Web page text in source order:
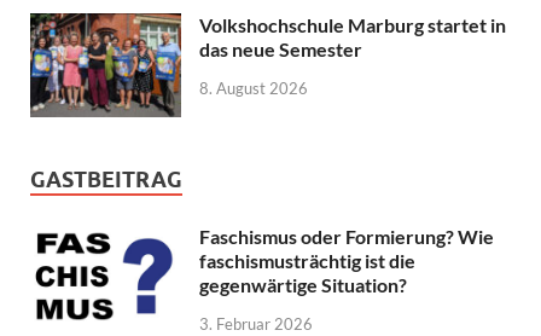
Volkshochschule Marburg startet in
das neue Semester
8. August 2026
GASTBEITRAG
Faschismus oder Formierung? Wie
faschismusträchtig ist die
gegenwärtige Situation?
3. Februar 2026